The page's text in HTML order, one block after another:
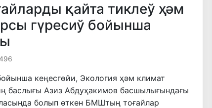
қайта тиклеў ҳәм
гүресиў бойынша
кеңесгөйи, Экология ҳәм климат
баслығы Азиз Абдуҳакимов басшылығындағы
болып өткен БМШтың тоғайлар